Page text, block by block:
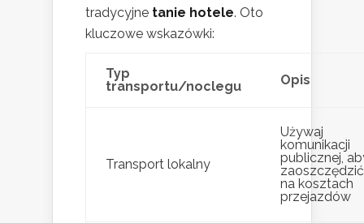
tradycyjne tanie hotele. Oto
kluczowe wskazówki:
Typ
transportu/noclegu
Opis
Transport lokalny
Używaj
komunikacji
publicznej,
zaoszczędzić
na kosztach
przejazdów